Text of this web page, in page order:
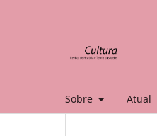
Sobre Atual